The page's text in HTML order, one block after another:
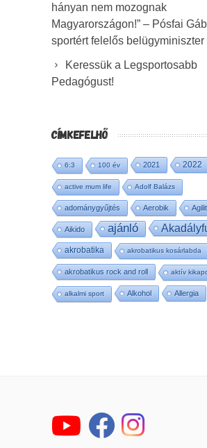
hányan nem mozognak
Magyarországon!” – Pósfai
sportért felelős belügyminiszter
Keressük a Legsportosabb
Pedagógust!
CÍMKEFELHŐ
6:3 100 év 2021 2022
active mum life Adolf Balázs
adománygyűjtés Aerobik
Aikido ajánló
akrobatika akrobatikus kosárlabda
akrobatikus rock and roll aktív
alkalmi sport Alkohol Allergia